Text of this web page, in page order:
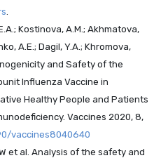
Kostinova, A.M.; Akhmatova,
A.E.; Dagil, Y.A.; Khromova,
and Safety of the
Influenza Vaccine in
Healthy People and Patients
Vaccines 2020, 8,
vaccines8040640
et al. Analysis of the safety and